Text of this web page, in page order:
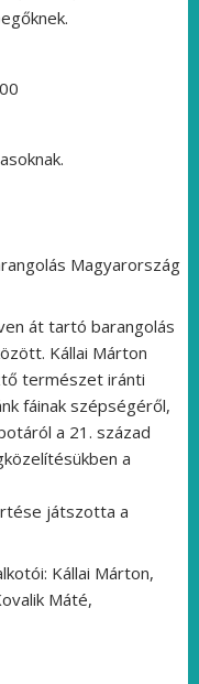
Magyarország
át tartó barangolás
Kállai Márton
természet iránti
fáinak szépségéről,
a 21. század
a
játszotta a
Kállai Márton,
Máté,